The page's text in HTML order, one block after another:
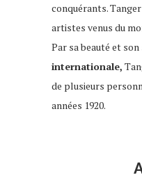
conquérants.
artistes venus du
Par sa beauté et
internationale,
de plusieurs
années 1920.